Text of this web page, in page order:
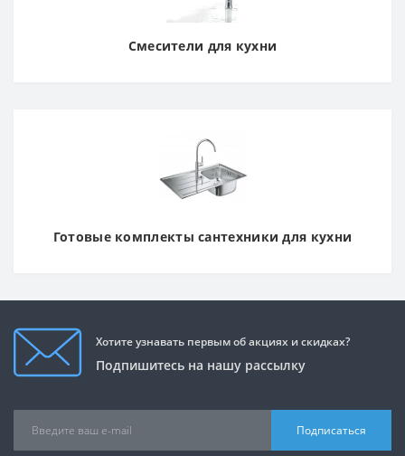
Смесители для кухни
Готовые комплекты сантехники для кухни
Хотите узнавать первым об акциях и скидках?
Подпишитесь на нашу рассылку
Подписаться